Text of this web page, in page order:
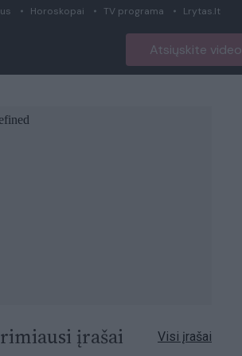
Horoskopai TV programa Lrytas.lt
Atsiųskite video
įrašai Visi įrašai